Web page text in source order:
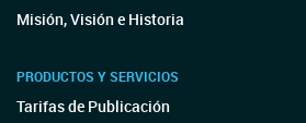
Misión, Visión e Historia
PRODUCTOS Y SERVICIOS
Tarifas de Publicación